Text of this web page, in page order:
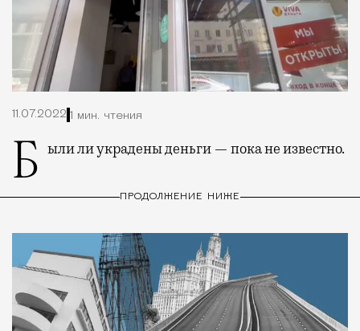
11.07.2022 1 мин. чтения
Были ли украдены деньги — пока не известно.
ПРОДОЛЖЕНИЕ НИЖЕ